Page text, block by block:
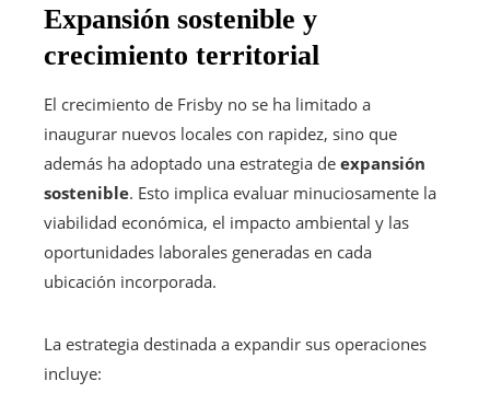
Expansión sostenible y
crecimiento territorial
El crecimiento de Frisby no se ha limitado a
inaugurar nuevos locales con rapidez, sino que
además ha adoptado una estrategia de expansión
sostenible. Esto implica evaluar minuciosamente la
viabilidad económica, el impacto ambiental y las
oportunidades laborales generadas en cada
ubicación incorporada.
La estrategia destinada a expandir sus operaciones
incluye: